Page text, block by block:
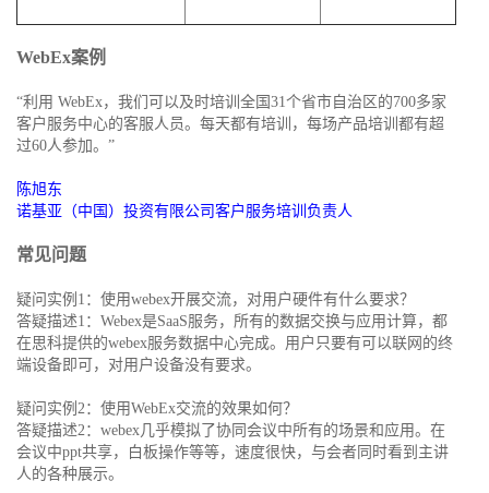
WebEx案例
“利用 WebEx，我们可以及时培训全国31个省市自治区的700多家
客户服务中心的客服人员。每天都有培训，每场产品培训都有超
过60人参加。”
陈旭东
诺基亚（中国）投资有限公司客户服务培训负责人
常见问题
疑问实例1：使用webex开展交流，对用户硬件有什么要求？
答疑描述1：Webex是SaaS服务，所有的数据交换与应用计算，都
在思科提供的webex服务数据中心完成。用户只要有可以联网的终
端设备即可，对用户设备没有要求。
疑问实例2：使用WebEx交流的效果如何？
答疑描述2：webex几乎模拟了协同会议中所有的场景和应用。在
会议中ppt共享，白板操作等等，速度很快，与会者同时看到主讲
人的各种展示。